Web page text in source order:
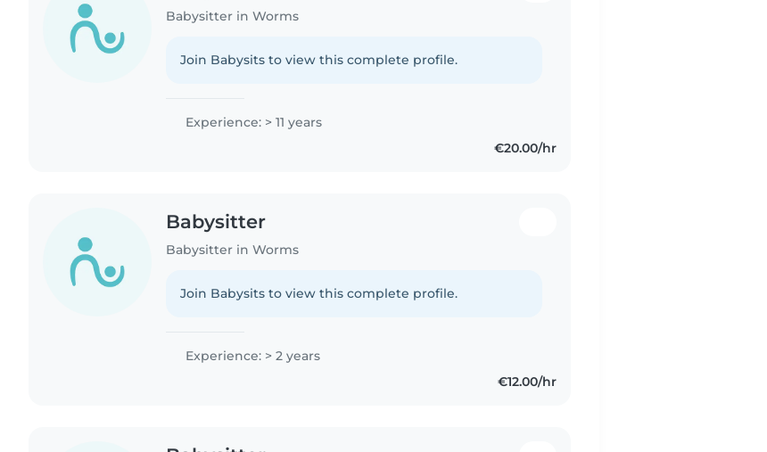
Babysitter in Worms
Join Babysits to view this complete profile.
Experience: > 11 years
€20.00/hr
Babysitter
Babysitter in Worms
Join Babysits to view this complete profile.
Experience: > 2 years
€12.00/hr